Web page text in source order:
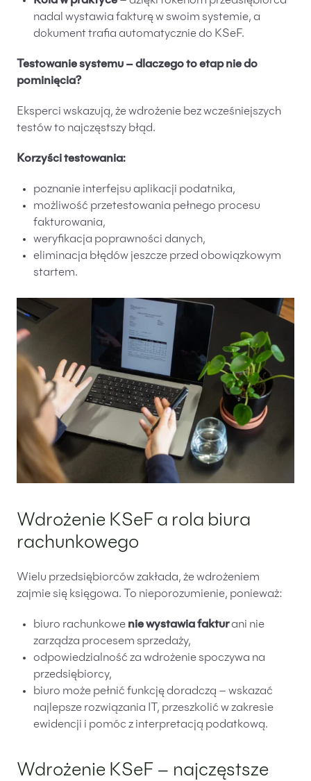
nadal wystawia fakturę w swoim systemie, a
dokument trafia automatycznie do KSeF.
Testowanie systemu – dlaczego to etap nie do
pominięcia?
Eksperci wskazują, że wdrożenie bez wcześniejszych
testów to najczęstszy błąd.
Korzyści testowania:
poznanie interfejsu aplikacji podatnika,
możliwość przetestowania pełnego procesu
fakturowania,
weryfikacja poprawności danych,
eliminacja błędów jeszcze przed obowiązkowym
startem.
Wdrożenie KSeF a rola biura
rachunkowego
Wielu przedsiębiorców zakłada, że wdrożeniem
zajmie się księgowa. To nieporozumienie, ponieważ:
biuro rachunkowe nie wystawia fakturani nie
zarządza procesem sprzedaży,
odpowiedzialność za wdrożenie spoczywa na
przedsiębiorcy,
biuro może pełnić funkcję doradczą – wskazać
najlepsze rozwiązania IT, przeszkolić w zakresie
ewidencji i pomóc z interpretacją podatkową.
Wdrożenie KSeF – najczęstsze